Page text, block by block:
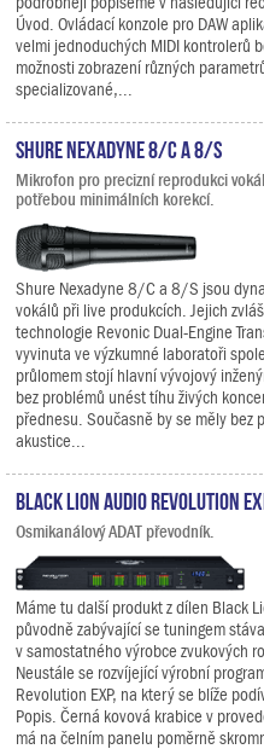
Úvod. Ovládací konzole pro DAW
velmi jednoduchých MIDI kontrolerů
možnosti zobrazení různých
specializované,...
Shure Nexadyne 8/C a 8/S
Mikrofon pro precizní reprodukci
potřebou minimálních korekcí.
Shure Nexadyne 8/C a 8/S jsou
vokálů při live produkcích. Jejich
technologie Revonic Dual-Engine
vyvinuta ve výzkumné laboratoři
průlomem stojí hlavní vývojový
bez problémů unést tíhu živých
přednesu. Současně by se měly bez
akustice...
Black Lion Audio Revolution
Osmikanálový ADAT převodník.
Máme tu další produkt z dílen Black
původně zabývající se tuningem
v samostatného výrobce zvukových
Neustále se rozvíjející výrobní
Revolution EXP, na který se blíže
Popis. Černá kovová krabice v
má na čelním panelu poměrně